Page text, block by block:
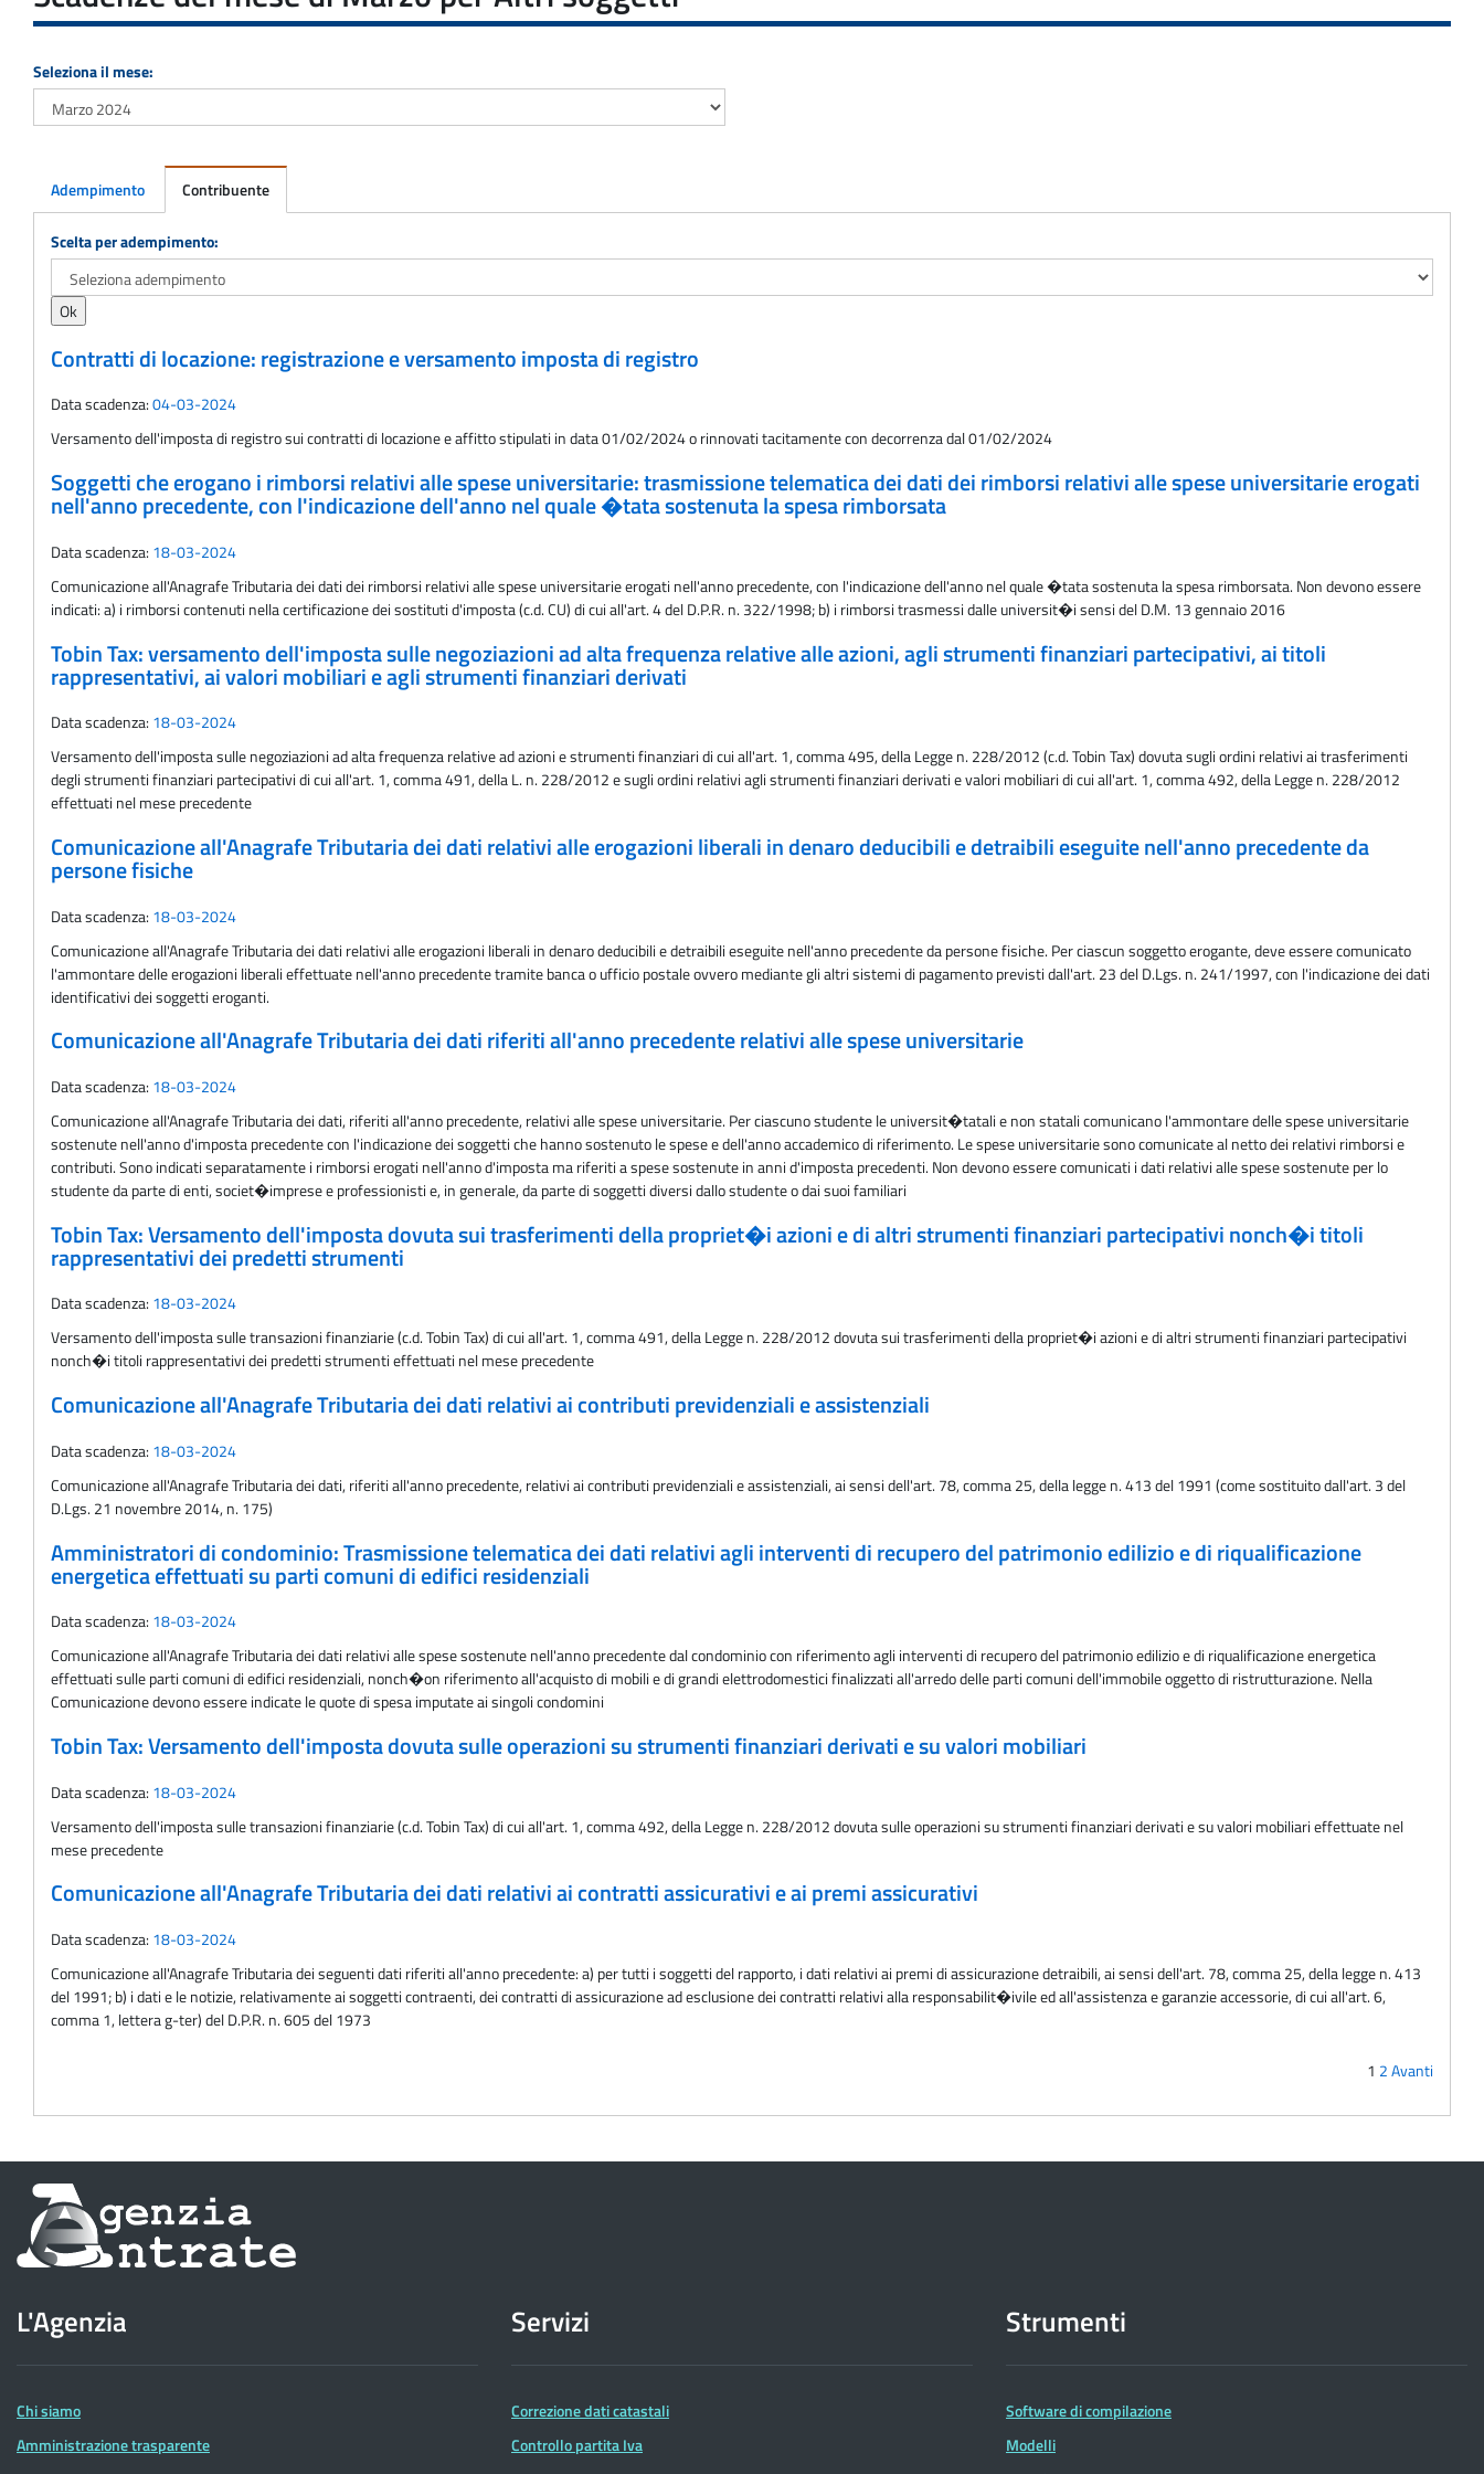
Seleziona il mese:
Adempimento Contribuente
Adempimento
Scelta per adempimento:
Contratti di locazione: registrazione e versamento imposta di registro
Data scadenza:04-03-2024
Versamento dell'imposta di registro sui contratti di locazione e affitto stipulati in data 01/02/2024 o rinnovati tacitamente con decorrenza dal 01/02/2024
Soggetti che erogano i rimborsi relativi alle spese universitarie: trasmissione telematica dei dati dei rimborsi relativi alle spese universitarie erogati
nell'anno precedente, con l'indicazione dell'anno nel quale �tata sostenuta la spesa rimborsata
Data scadenza: 18-03-2024
Comunicazione all'Anagrafe Tributaria dei dati dei rimborsi relativi alle spese universitarie erogati nell'anno precedente, con l'indicazione dell'anno nel quale �tata sostenuta la spesa rimborsata. Non devono essere
indicati: a) i rimborsi contenuti nella certificazione dei sostituti d'imposta (c.d. CU) di cui all'art. 4 del D.P.R. n. 322/1998; b) i rimborsi trasmessi dalle universit�i sensi del D.M. 13 gennaio 2016
Tobin Tax: versamento dell'imposta sulle negoziazioni ad alta frequenza relative alle azioni, agli strumenti finanziari partecipativi, ai titoli
rappresentativi, ai valori mobiliari e agli strumenti finanziari derivati
Data scadenza: 18-03-2024
Versamento dell'imposta sulle negoziazioni ad alta frequenza relative ad azioni e strumenti finanziari di cui all'art. 1, comma 495, della Legge n. 228/2012 (c.d. Tobin Tax) dovuta sugli ordini relativi ai trasferimenti
degli strumenti finanziari partecipativi di cui all'art. 1, comma 491, della L. n. 228/2012 e sugli ordini relativi agli strumenti finanziari derivati e valori mobiliari di cui all'art. 1, comma 492, della Legge n. 228/2012
effettuati nel mese precedente
Comunicazione all'Anagrafe Tributaria dei dati relativi alle erogazioni liberali in denaro deducibili e detraibili eseguite nell'anno precedente da
persone fisiche
Data scadenza: 18-03-2024
Comunicazione all'Anagrafe Tributaria dei dati relativi alle erogazioni liberali in denaro deducibili e detraibili eseguite nell'anno precedente da persone fisiche. Per ciascun soggetto erogante, deve essere comunicato
l'ammontare delle erogazioni liberali effettuate nell'anno precedente tramite banca o ufficio postale ovvero mediante gli altri sistemi di pagamento previsti dall'art. 23 del D.Lgs. n. 241/1997, con l'indicazione dei dati
identificativi dei soggetti eroganti.
Comunicazione all'Anagrafe Tributaria dei dati riferiti all'anno precedente relativi alle spese universitarie
Data scadenza: 18-03-2024
Comunicazione all'Anagrafe Tributaria dei dati, riferiti all'anno precedente, relativi alle spese universitarie. Per ciascuno studente le universit�tatali e non statali comunicano l'ammontare delle spese universitarie
sostenute nell'anno d'imposta precedente con l'indicazione dei soggetti che hanno sostenuto le spese e dell'anno accademico di riferimento. Le spese universitarie sono comunicate al netto dei relativi rimborsi e
contributi. Sono indicati separatamente i rimborsi erogati nell'anno d'imposta ma riferiti a spese sostenute in anni d'imposta precedenti. Non devono essere comunicati i dati relativi alle spese sostenute per lo
studente da parte di enti, societ�imprese e professionisti e, in generale, da parte di soggetti diversi dallo studente o dai suoi familiari
Tobin Tax: Versamento dell'imposta dovuta sui trasferimenti della propriet�i azioni e di altri strumenti finanziari partecipativi nonch�i titoli
rappresentativi dei predetti strumenti
Data scadenza: 18-03-2024
Versamento dell'imposta sulle transazioni finanziarie (c.d. Tobin Tax) di cui all'art. 1, comma 491, della Legge n. 228/2012 dovuta sui trasferimenti della propriet�i azioni e di altri strumenti finanziari partecipativi
nonch�i titoli rappresentativi dei predetti strumenti effettuati nel mese precedente
Comunicazione all'Anagrafe Tributaria dei dati relativi ai contributi previdenziali e assistenziali
Data scadenza: 18-03-2024
Comunicazione all'Anagrafe Tributaria dei dati, riferiti all'anno precedente, relativi ai contributi previdenziali e assistenziali, ai sensi dell'art. 78, comma 25, della legge n. 413 del 1991 (come sostituito dall'art. 3 del
D.Lgs. 21 novembre 2014, n. 175)
Amministratori di condominio: Trasmissione telematica dei dati relativi agli interventi di recupero del patrimonio edilizio e di riqualificazione
energetica effettuati su parti comuni di edifici residenziali
Data scadenza: 18-03-2024
Comunicazione all'Anagrafe Tributaria dei dati relativi alle spese sostenute nell'anno precedente dal condominio con riferimento agli interventi di recupero del patrimonio edilizio e di riqualificazione energetica
effettuati sulle parti comuni di edifici residenziali, nonch�on riferimento all'acquisto di mobili e di grandi elettrodomestici finalizzati all'arredo delle parti comuni dell'immobile oggetto di ristrutturazione. Nella
Comunicazione devono essere indicate le quote di spesa imputate ai singoli condomini
Tobin Tax: Versamento dell'imposta dovuta sulle operazioni su strumenti finanziari derivati e su valori mobiliari
Data scadenza: 18-03-2024
Versamento dell'imposta sulle transazioni finanziarie (c.d. Tobin Tax) di cui all'art. 1, comma 492, della Legge n. 228/2012 dovuta sulle operazioni su strumenti finanziari derivati e su valori mobiliari effettuate nel
mese precedente
Comunicazione all'Anagrafe Tributaria dei dati relativi ai contratti assicurativi e ai premi assicurativi
Data scadenza: 18-03-2024
Comunicazione all'Anagrafe Tributaria dei seguenti dati riferiti all'anno precedente: a) per tutti i soggetti del rapporto, i dati relativi ai premi di assicurazione detraibili, ai sensi dell'art. 78, comma 25, della legge n. 413
del 1991; b) i dati e le notizie, relativamente ai soggetti contraenti, dei contratti di assicurazione ad esclusione dei contratti relativi alla responsabilit�ivile ed all'assistenza e garanzie accessorie, di cui all'art. 6,
comma 1, lettera g-ter) del D.P.R. n. 605 del 1973
1 2Avanti
Informazioni
sul
dell'Agenzia
delle
Entrate
L'Agenzia
Chi siamo
Amministrazione trasparente
Servizi
Correzione dati catastali
Controllo partita Iva
Strumenti
Software di compilazione
Modelli